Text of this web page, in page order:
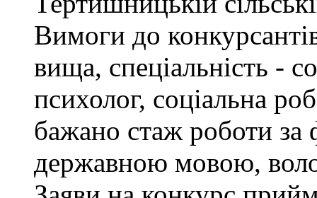
Вимоги до
вища, спеціальність -
психолог, соціальна
бажано стаж роботи за
державною мовою,